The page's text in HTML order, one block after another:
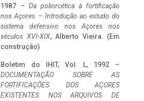
1987 – Da poliorcética à fortificação
nos Açores – Introdução ao estudo do
sistema defensivo nos Açores nos
séculos XVI-XIX, Alberto Vieira. (Em
construção)
Boletim do IHIT, Vol. L, 1992 –
DOCUMENTAÇÃO SOBRE AS
FORTIFICAÇÕES DOS AÇORES
EXISTENTES NOS ARQUIVOS DE